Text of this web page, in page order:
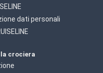
dati personali
crociera